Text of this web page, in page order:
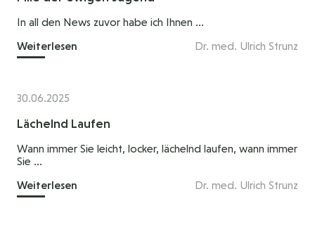
In all den News zuvor habe ich Ihnen ...
Weiterlesen
Dr. med. Ulrich Strunz
30.06.2025
Lächelnd Laufen
Wann immer Sie leicht, locker, lächelnd laufen, wann immer
Sie ...
Weiterlesen
Dr. med. Ulrich Strunz